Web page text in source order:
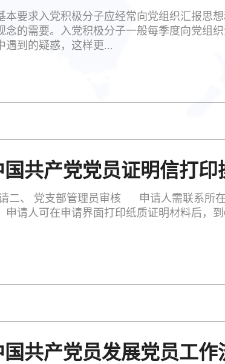
本要求入党积极分子应经常向党组织汇报思
念的需要。入党积极分子一般每季度向党组
遇到的疑惑，这样更...
国共产党党员证明信打印
二、 党支部管理员审核 申请人需联系所
申请人可在申请界面打印纸质证明材料后，到
国共产党员发展党员工作